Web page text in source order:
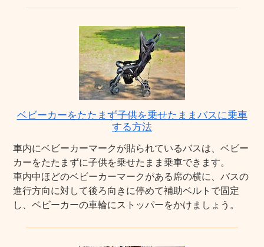
ベビーカーをたたまず子供を乗せたままバスに乗車
する方法
車内にベビーカーマークが貼られているバスは、ベビー
カーをたたまずに子供を乗せたまま乗車できます。
車内中ほどのベビーカーマークがある席の横に、バスの
進行方向に対して後ろ向きに停めて補助ベルトで固定
し、ベビーカーの車輪にストッパーをかけましょう。